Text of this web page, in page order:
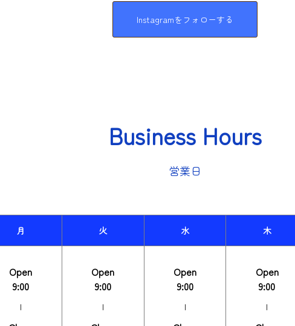
Instagramをフォローする
Business Hours
営業日
月 火 水 木
Open
9:00
|
Open
9:00
|
Open
9:00
|
Open
9:00
|